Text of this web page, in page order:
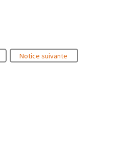
Notice suivante